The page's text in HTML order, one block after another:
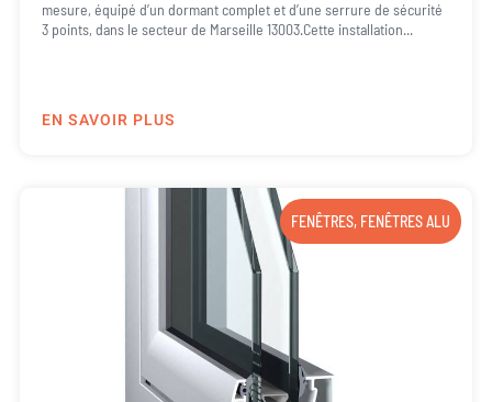
mesure, équipé d’un dormant complet et d’une serrure de sécurité
3 points, dans le secteur de Marseille 13003.Cette installation...
EN SAVOIR PLUS
FENÊTRES, FENÊTRES ALU